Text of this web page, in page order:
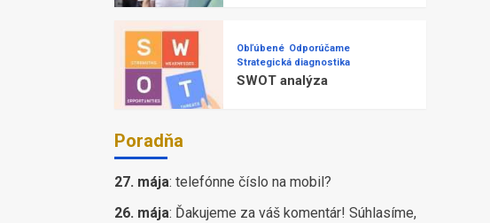
Obľúbené Odporúčame
Strategická diagnostika
SWOT analýza
Poradňa
27. mája: telefónne číslo na mobil?
26. mája: Ďakujeme za váš komentár! Súhlasíme,